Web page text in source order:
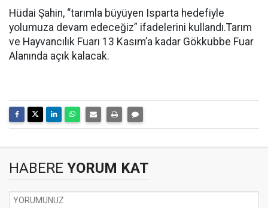
Hüdai Şahin, “tarımla büyüyen Isparta hedefiyle
yolumuza devam edeceğiz” ifadelerini kullandı.Tarım
ve Hayvancılık Fuarı 13 Kasım’a kadar Gökkubbe Fuar
Alanında açık kalacak.
HABERE YORUM KAT